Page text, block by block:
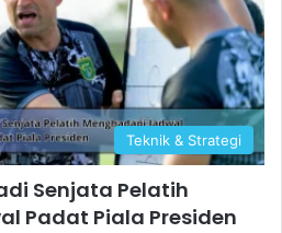
Teknik & Strategi
Senjata Pelatih
Padat Piala Presiden